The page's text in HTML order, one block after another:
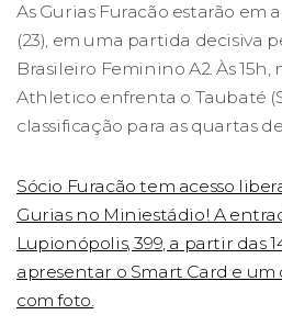
As Gurias Furacão estarão em
(23), em uma partida decisiva
Brasileiro Feminino A2. Às 15h,
Athletico enfrenta o Taubaté
classificação para as quartas
Sócio Furacão tem acesso
Gurias no Miniestádio! A
Lupionópolis, 399, a partir das
apresentar o Smart Card e
com foto.